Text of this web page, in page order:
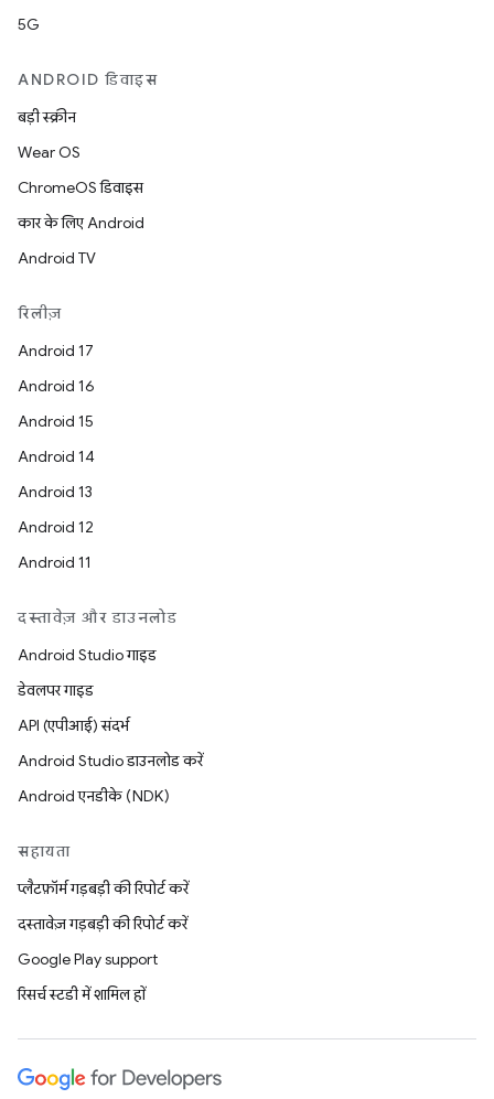
5G
ANDROID डिवाइस
बड़ी स्क्रीन
Wear OS
ChromeOS डिवाइस
कार के लिए Android
Android TV
रिलीज़
Android 17
Android 16
Android 15
Android 14
Android 13
Android 12
Android 11
दस्तावेज़ और डाउनलोड
Android Studio गाइड
डेवलपर गाइड
API (एपीआई) संदर्भ
Android Studio डाउनलोड करें
Android एनडीके (NDK)
सहायता
प्लैटफ़ॉर्म गड़बड़ी की रिपोर्ट करें
दस्तावेज़ गड़बड़ी की रिपोर्ट करें
Google Play support
रिसर्च स्टडी में शामिल हों